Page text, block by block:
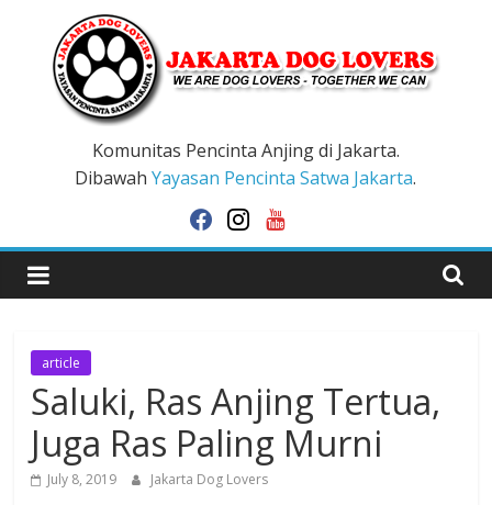
content
JAKARTA
LOVERS
Komunitas Pencinta Anjing di Jakarta.
DibawahYayasan Pencinta Satwa Jakarta.
facebookinstagram
youtube
article
Saluki, Ras Anjing Tertua,
Juga Ras Paling Murni
July 8, 2019 Jakarta Dog Lovers